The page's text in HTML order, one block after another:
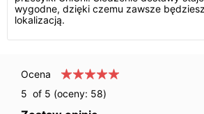
wygodne, dzięki czemu zawsze
lokalizacją.
Ocena
5 of 5 (oceny: 58)